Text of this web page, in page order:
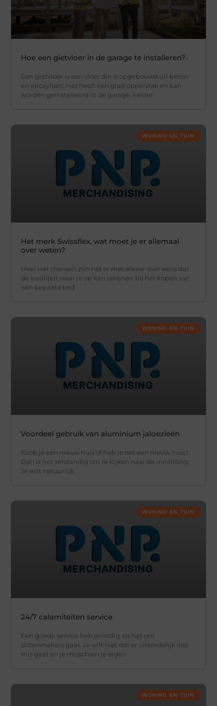
Hoe een gietvloer in de garage te installeren?
Een gietvloer is een vloer die is opgebouwd uit beton
en epoxyhars. Het heeft een glad oppervlak en kan
worden geïnstalleerd in de garage, kelder
WONING EN TUIN
Het merk Swissflex, wat moet je er allemaal
over weten?
Heel wat mensen zijn het er met elkaar over eens dat
de kwaliteit waar je op kan rekenen bij het kopen van
een bepaald bed
WONING EN TUIN
Voordeel gebruik van aluminium jaloezieën
Koop je een nieuw huis of heb je net een nieuw huis?
Dan is het verstandig om te kijken naar de inrichting.
Je wilt natuurlijk
WONING EN TUIN
24/7 calamiteiten service
Een goede service heb je nodig als het om
slotenmakers gaat. Je wilt niet dat er uiteindelijk iets
mis gaat en je misschien je eigen
WONING EN TUIN